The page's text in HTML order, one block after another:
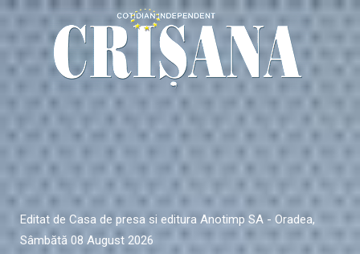
Editat de Casa de presa si editura Anotimp SA - Oradea,
Sâmbătă 08 August 2026